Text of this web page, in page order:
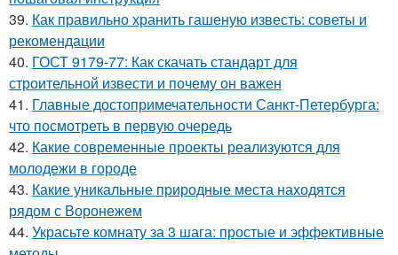
39. Как правильно хранить гашеную известь: советы и
рекомендации
40. ГОСТ 9179-77: Как скачать стандарт для
строительной извести и почему он важен
41. Главные достопримечательности Санкт-Петербурга:
что посмотреть в первую очередь
42. Какие современные проекты реализуются для
молодежи в городе
43. Какие уникальные природные места находятся
рядом с Воронежем
44. Украсьте комнату за 3 шага: простые и эффективные